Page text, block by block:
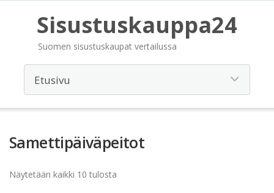
Sisustuskauppa24
Suomen sisustuskaupat vertailussa
Samettipäiväpeitot
Näytetään kaikki 10 tulosta